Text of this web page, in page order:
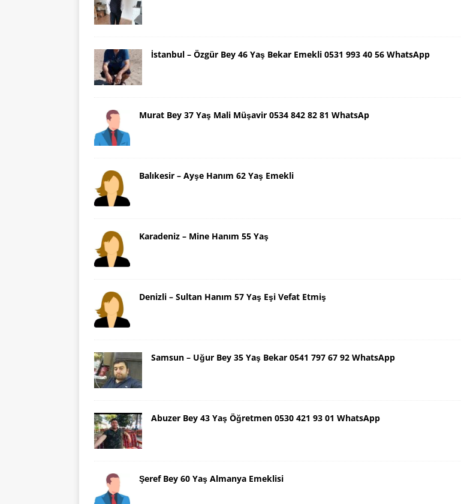
İstanbul – Özgür Bey 46 Yaş Bekar Emekli 0531 993 40 56 WhatsApp
Murat Bey 37 Yaş Mali Müşavir 0534 842 82 81 WhatsAp
Balıkesir – Ayşe Hanım 62 Yaş Emekli
Karadeniz – Mine Hanım 55 Yaş
Denizli – Sultan Hanım 57 Yaş Eşi Vefat Etmiş
Samsun – Uğur Bey 35 Yaş Bekar 0541 797 67 92 WhatsApp
Abuzer Bey 43 Yaş Öğretmen 0530 421 93 01 WhatsApp
Şeref Bey 60 Yaş Almanya Emeklisi